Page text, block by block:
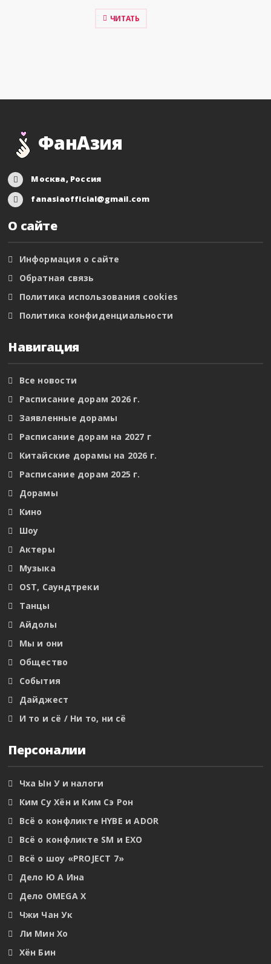
ЧИТАТЬ
ФанАзия
Москва, Россия
fanasiaofficial@gmail.com
О сайте
Информация о сайте
Обратная связь
Политика использования cookies
Политика конфиденциальности
Навигация
Все новости
Расписание дорам 2026 г.
Заявленные дорамы
Расписание дорам на 2027 г
Китайские дорамы на 2026 г.
Расписание дорам 2025 г.
Дорамы
Кино
Шоу
Актеры
Музыка
OST, Саундтреки
Танцы
Айдолы
Мы и они
Общество
События
Дайджест
И то и сё / Ни то, ни сё
Персоналии
Чха Ын У и налоги
Ким Су Хён и Ким Сэ Рон
Всё о конфликте HYBE и ADOR
Всё о конфликте SM и EXO
Всё о шоу «PROJECT 7»
Дело Ю А Ина
Дело OMEGA X
Чжи Чан Ук
Ли Мин Хо
Хён Бин